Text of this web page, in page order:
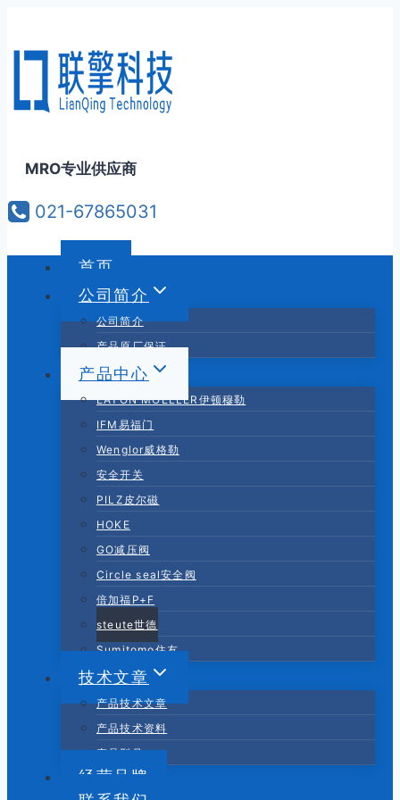
MRO专业供应商
021-67865031
首页
公司简介
公司简介
产品原厂保证
产品中心
EATON MOELLER伊顿穆勒
IFM易福门
Wenglor威格勒
安全开关
PILZ皮尔磁
HOKE
GO减压阀
Circle seal安全阀
倍加福P+F
steute世德
Sumitomo住友
技术文章
产品技术文章
产品技术资料
产品型号
经营品牌